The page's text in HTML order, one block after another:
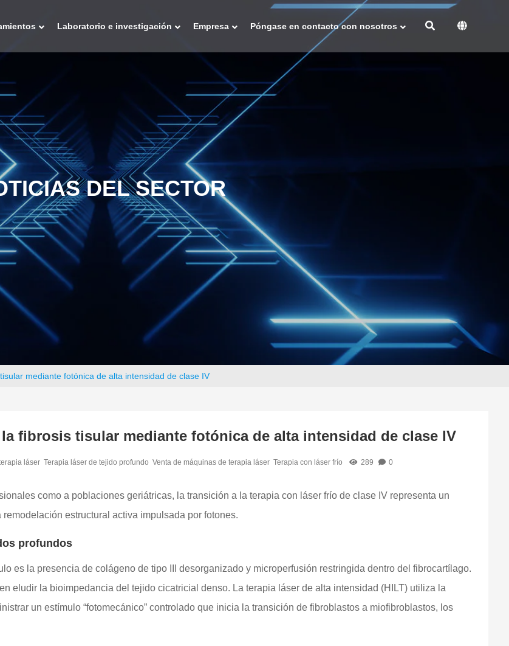
Laboratorio e investigación Empresa Póngase en contacto con nosotros
DEL SECTOR
mediante fotónica de alta intensidad de clase IV
fibrosis tisular mediante fotónica de alta intensidad de clase IV
láser Terapia láser de tejido profundo Venta de máquinas de terapia láser Terapia con láser frío 289 0
como a poblaciones geriátricas, la transición a la terapia con láser frío de clase IV representa un
estructural activa impulsada por fotones.
profundos
es la presencia de colágeno de tipo III desorganizado y microperfusión restringida dentro del fibrocartílago.
eludir la bioimpedancia del tejido cicatricial denso. La terapia láser de alta intensidad (HILT) utiliza la
un estímulo “fotomecánico” controlado que inicia la transición de fibroblastos a miofibroblastos, los